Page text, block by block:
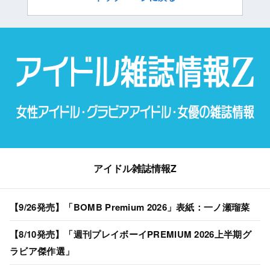
アイドル雑誌情報Z
【9/26発売】「BOMB Premium 2026」表紙：一ノ瀬瑠菜
【8/10発売】「週刊プレイボーイPREMIUM 2026上半期グ
ラビア傑作選」